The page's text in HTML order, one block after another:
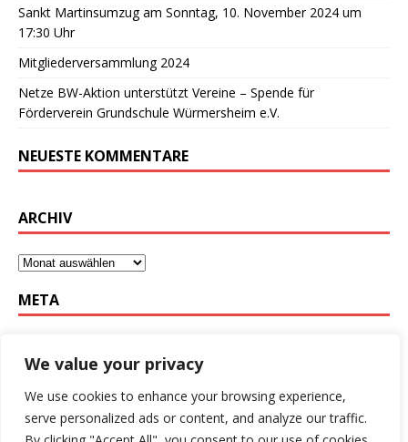
We value your privacy
We use cookies to enhance your browsing experience,
serve personalized ads or content, and analyze our traffic.
Sankt Martinsumzug am Sonntag, 10. November 2024 um
17:30 Uhr
Mitgliederversammlung 2024
Netze BW-Aktion unterstützt Vereine – Spende für
Förderverein Grundschule Würmersheim e.V.
NEUESTE KOMMENTARE
ARCHIV
META
Eintrags-Feed
Kommentar-Feed
WordPress.org